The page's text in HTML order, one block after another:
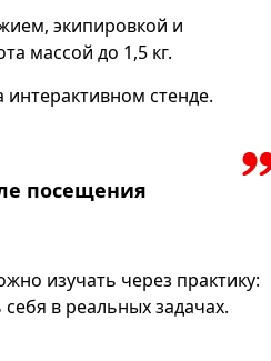
экипировкой и
массой до 1,5 кг.
стенде.
посещения
изучать через практику:
в реальных задачах.